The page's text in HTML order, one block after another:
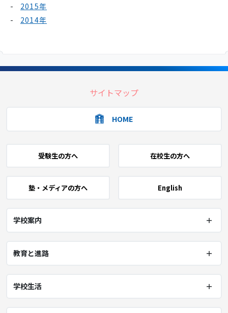
2015年
2014年
サイトマップ
HOME
受験生の方へ 在校生の方へ
塾・メディアの方へ English
学校案内
教育と進路
学校生活